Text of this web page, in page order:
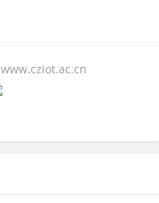
www.cziot.ac.cn